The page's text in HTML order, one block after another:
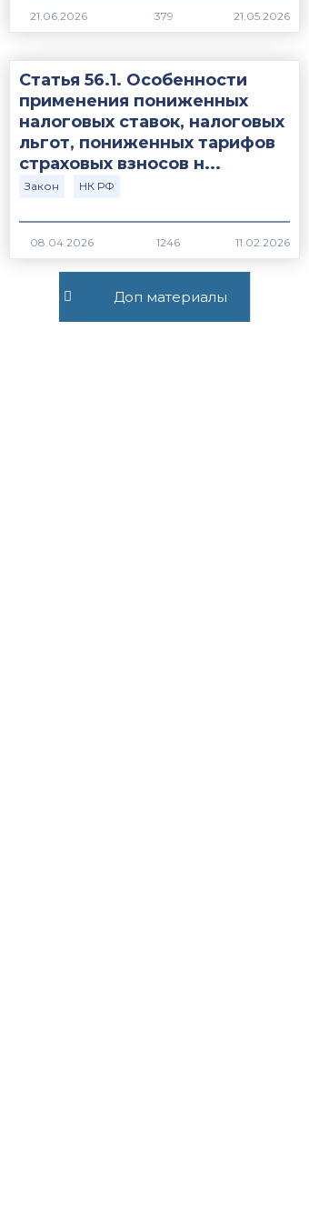
Доп материалы
Все публикации
379
Статья 56.1. Особенности
применения пониженных
налоговых ставок, налоговых
льгот, пониженных тарифов
страховых взносов н...
Закон НК РФ
1246